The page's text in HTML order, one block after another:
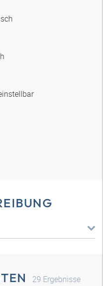
29 Ergebnisse